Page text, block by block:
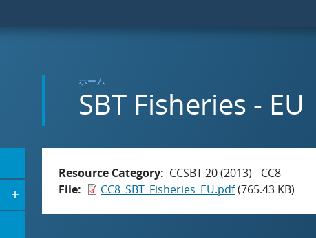
ホーム
SBT Fisheries - EU
Resource Category
CCSBT 20 (2013) - CC8
File
CC8_SBT_Fisheries_EU.pdf(765.43 KB)